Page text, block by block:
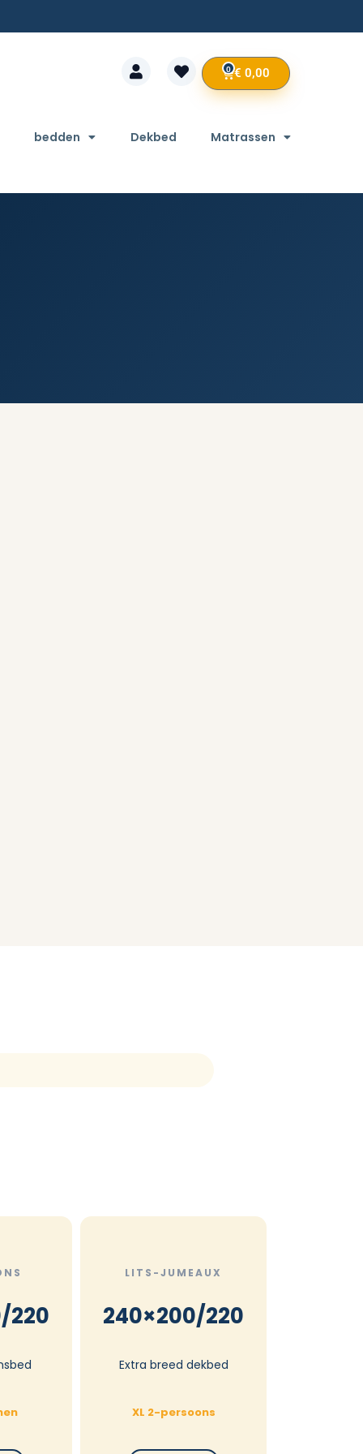
€ 0,00
0
bedden Dekbed Matrassen
220
LITS-JUMEAUX
240×200/220
Extra breed dekbed
XL 2-persoons